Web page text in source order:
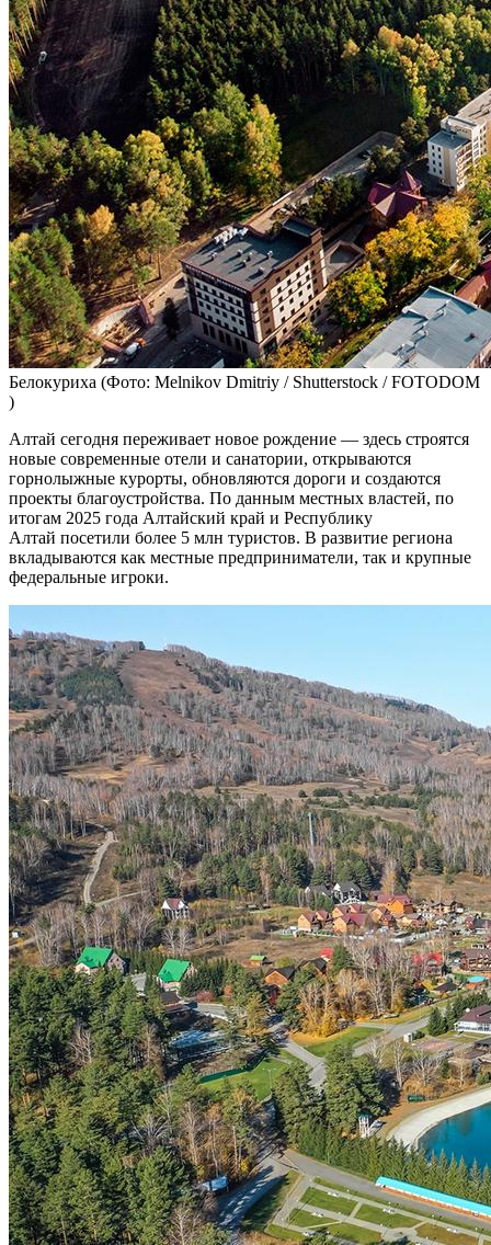
Белокуриха (Фото: Melnikov Dmitriy / Shutterstock / FOTODOM
)
Алтай сегодня переживает новое рождение — здесь строятся
новые современные отели и санатории, открываются
горнолыжные курорты, обновляются дороги и создаются
проекты благоустройства. По данным местных властей, по
итогам 2025 года Алтайский край и Республику
Алтай посетили более 5 млн туристов. В развитие региона
вкладываются как местные предприниматели, так и крупные
федеральные игроки.